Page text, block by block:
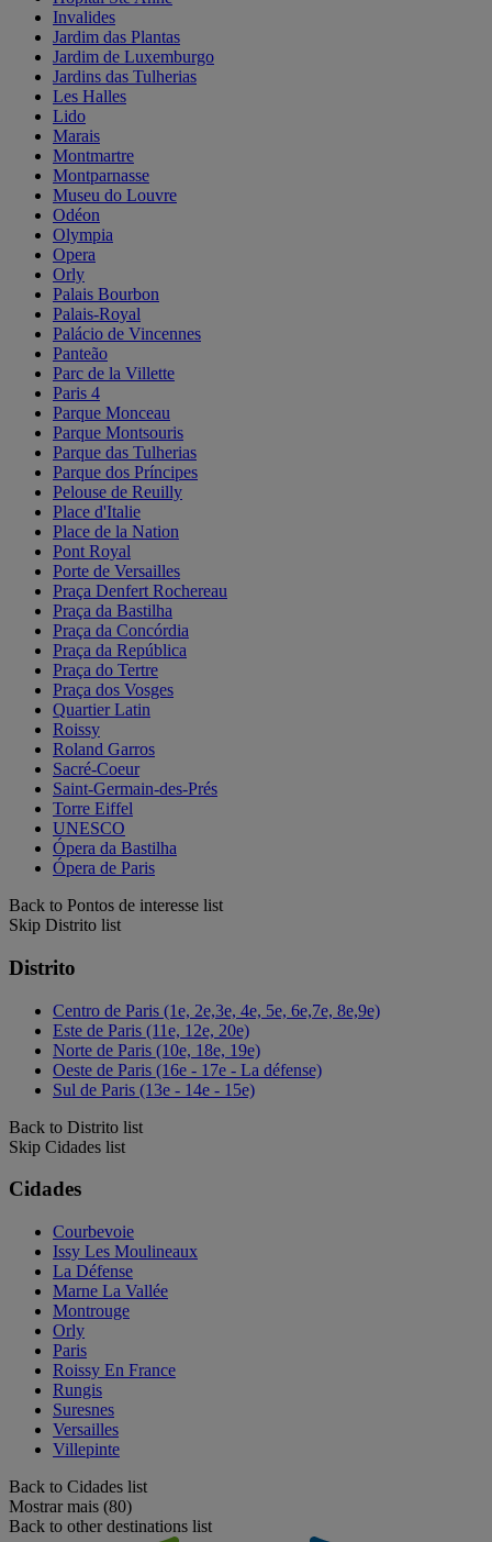
Invalides
Jardim das Plantas
Jardim de Luxemburgo
Jardins das Tulherias
Les Halles
Lido
Marais
Montmartre
Montparnasse
Museu do Louvre
Odéon
Olympia
Opera
Orly
Palais Bourbon
Palais-Royal
Palácio de Vincennes
Panteão
Parc de la Villette
Paris 4
Parque Monceau
Parque Montsouris
Parque das Tulherias
Parque dos Príncipes
Pelouse de Reuilly
Place d'Italie
Place de la Nation
Pont Royal
Porte de Versailles
Praça Denfert Rochereau
Praça da Bastilha
Praça da Concórdia
Praça da República
Praça do Tertre
Praça dos Vosges
Quartier Latin
Roissy
Roland Garros
Sacré-Coeur
Saint-Germain-des-Prés
Torre Eiffel
UNESCO
Ópera da Bastilha
Ópera de Paris
Back to Pontos de interesse list
Skip Distrito list
Distrito
Centro de Paris (1e, 2e,3e, 4e, 5e, 6e,7e, 8e,9e)
Este de Paris (11e, 12e, 20e)
Norte de Paris (10e, 18e, 19e)
Oeste de Paris (16e - 17e - La défense)
Sul de Paris (13e - 14e - 15e)
Back to Distrito list
Skip Cidades list
Cidades
Courbevoie
Issy Les Moulineaux
La Défense
Marne La Vallée
Montrouge
Orly
Paris
Roissy En France
Rungis
Suresnes
Versailles
Villepinte
Back to Cidades list
Mostrar mais (80)
Back to other destinations list